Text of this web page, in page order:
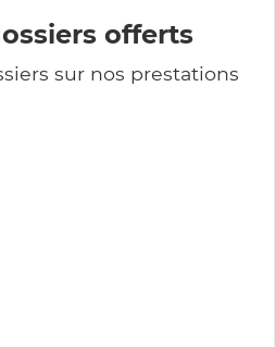
offerts
sur nos prestations